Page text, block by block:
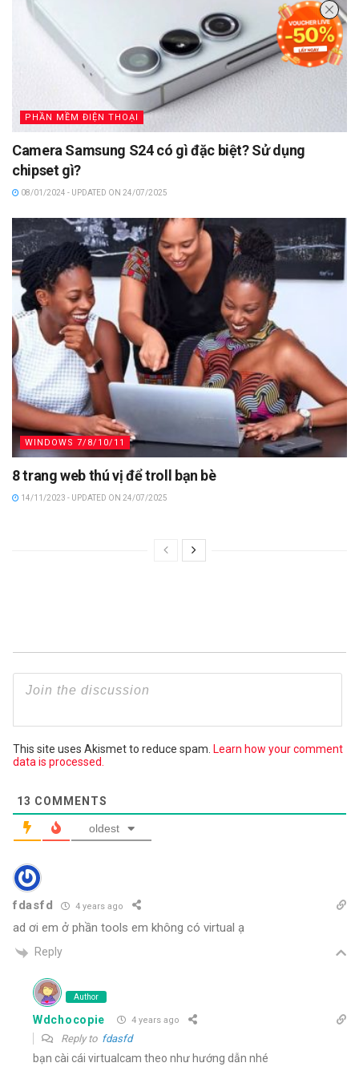
PHẦN MỀM ĐIỆN THOẠI
Camera Samsung S24 có gì đặc biệt? Sử dụng
chipset gì?
08/01/2024 - UPDATED ON 24/07/2025
WINDOWS 7/8/10/11
8 trang web thú vị để troll bạn bè
14/11/2023 - UPDATED ON 24/07/2025
This site uses Akismet to reduce spam. Learn how your comment
data is processed.
13 COMMENTS
oldest
fdasfd 4 years ago
ad ơi em ở phần tools em không có virtual ạ
Reply
Author
Wdchocopie 4 years ago
Reply to fdasfd
bạn cài cái virtualcam theo như hướng dẫn nhé